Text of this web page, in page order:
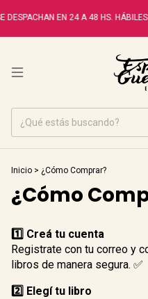
EN 24 A 48 HS. HÁBILES.
Inicio > ¿Cómo Comprar?
¿Cómo
1️⃣ Creá tu cuenta
Registrate con tu correo y
libros de manera segura. ✅
2️⃣ Elegí tu libro